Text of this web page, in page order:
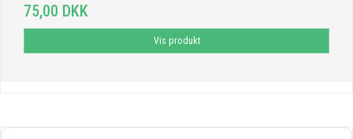
75,00 DKK
Vis produkt